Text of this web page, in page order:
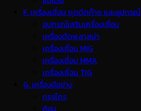
F. เครื่องเชื่อม ชุดตัดก๊าซ และอุปกรณ์
อุปกรณ์เสริมเครื่องเชื่อม
เครื่องตัดพลาสม่า
เครื่องเชื่อม MIG
เครื่องเชื่อม MMA
เครื่องเชื่อม TIG
G. เครื่องมือช่าง
กรรไกร
ค้อน